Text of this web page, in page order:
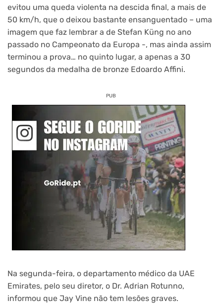
evitou uma queda violenta na descida final, a mais de
50 km/h, que o deixou bastante ensanguentado – uma
imagem que faz lembrar a de Stefan Küng no ano
passado no Campeonato da Europa -, mas ainda assim
terminou a prova… no quinto lugar, a apenas a 30
segundos da medalha de bronze Edoardo Affini.
PUB
Na segunda-feira, o departamento médico da UAE
Emirates, pelo seu diretor, o Dr. Adrian Rotunno,
informou que Jay Vine não tem lesões graves.